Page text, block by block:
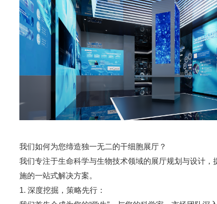
我们如何为您缔造独一无二的干细胞展厅？
我们专注于生命科学与生物技术领域的展厅规划与设计，
施的一站式解决方案。
1. 深度挖掘，策略先行：